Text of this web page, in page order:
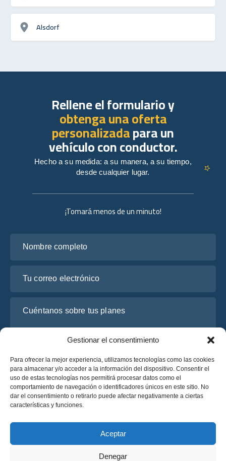
Gestionar el consentimiento
Para ofrecer la mejor experiencia, utilizamos tecnologías como las cookies
para almacenar y/o acceder a la información del dispositivo. Consentir el
uso de estas tecnologías nos permitirá procesar datos como el
comportamiento de navegación o identificadores únicos en este sitio. No
dar el consentimiento o retirarlo puede afectar negativamente a ciertas
características y funciones.
Aceptar
Denegar
Alsdorf
¡Tomará menos de un minuto!
He leído y acepto la
Solicite un presupuesto
Solicite un presupuesto
Rellene el formulario y
obtenga una oferta
personalizadapara un
vehículo con conductor.
Hecho a su medida: a su manera, a su tiempo,
desde cualquier lugar.